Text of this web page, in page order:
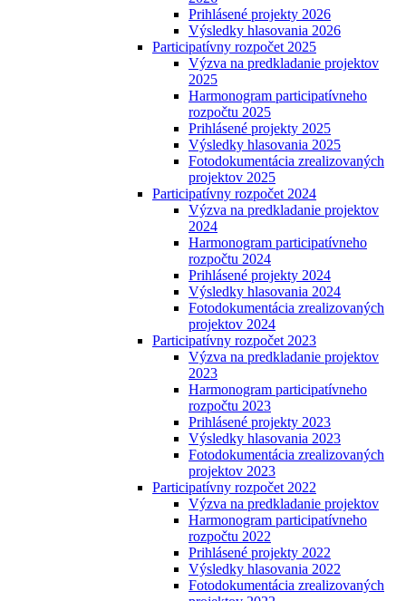
Prihlásené projekty 2026
Výsledky hlasovania 2026
Participatívny rozpočet 2025
Výzva na predkladanie projektov
2025
Harmonogram participatívneho
rozpočtu 2025
Prihlásené projekty 2025
Výsledky hlasovania 2025
Fotodokumentácia zrealizovaných
projektov 2025
Participatívny rozpočet 2024
Výzva na predkladanie projektov
2024
Harmonogram participatívneho
rozpočtu 2024
Prihlásené projekty 2024
Výsledky hlasovania 2024
Fotodokumentácia zrealizovaných
projektov 2024
Participatívny rozpočet 2023
Výzva na predkladanie projektov
2023
Harmonogram participatívneho
rozpočtu 2023
Prihlásené projekty 2023
Výsledky hlasovania 2023
Fotodokumentácia zrealizovaných
projektov 2023
Participatívny rozpočet 2022
Výzva na predkladanie projektov
Harmonogram participatívneho
rozpočtu 2022
Prihlásené projekty 2022
Výsledky hlasovania 2022
Fotodokumentácia zrealizovaných